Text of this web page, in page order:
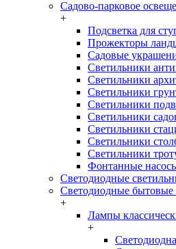
Садово-парковое
+
Подсветка для
Прожекторы
Садовые
Светильники
Светильники
Светильники
Светильники
Светильники
Светильники
Светильники
Светильники
Фонтанные
Светодиодные
Светодиодные
+
Лампы
+